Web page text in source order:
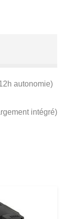
autonomie)
intégré)